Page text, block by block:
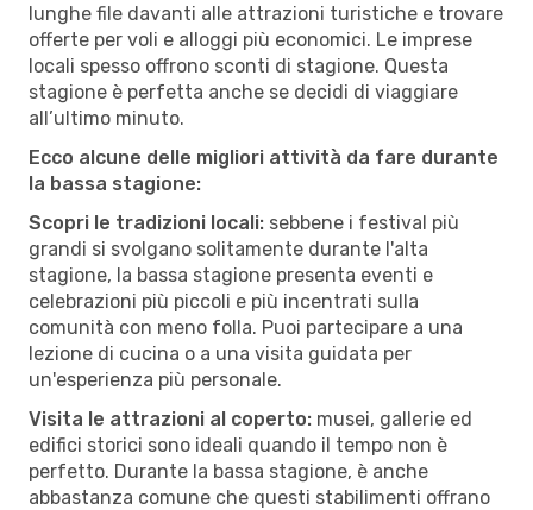
lunghe file davanti alle attrazioni turistiche e trovare
offerte per voli e alloggi più economici. Le imprese
locali spesso offrono sconti di stagione. Questa
stagione è perfetta anche se decidi di viaggiare
all’ultimo minuto.
Ecco alcune delle migliori attività da fare durante
la bassa stagione:
Scopri le tradizioni locali: sebbene i festival più
grandi si svolgano solitamente durante l'alta
stagione, la bassa stagione presenta eventi e
celebrazioni più piccoli e più incentrati sulla
comunità con meno folla. Puoi partecipare a una
lezione di cucina o a una visita guidata per
un'esperienza più personale.
Visita le attrazioni al coperto: musei, gallerie ed
edifici storici sono ideali quando il tempo non è
perfetto. Durante la bassa stagione, è anche
abbastanza comune che questi stabilimenti offrano